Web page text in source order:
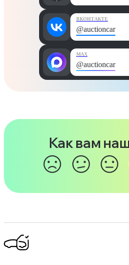
ВКОНТАКТЕ
@auctioncar
MAX
@auctioncar
Как вам